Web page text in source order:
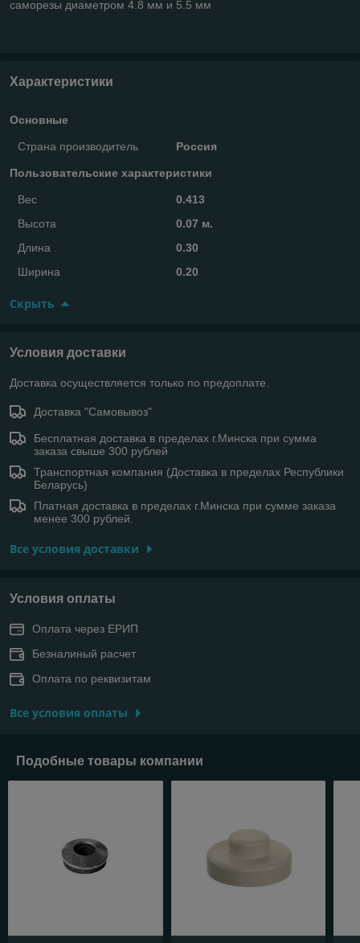
саморезы диаметром 4.8 мм и 5.5 мм
Характеристики
Основные
Страна производитель Россия
Пользовательские характеристики
Вес
0.413
Высота
0.07 м.
Длина
0.30
Ширина
0.20
Скрыть
Условия доставки
Доставка осуществляется только по предоплате.
Доставка "Самовывоз"
Бесплатная доставка в пределах г.Минска при сумма
заказа свыше 300 рублей
Транспортная компания (Доставка в пределах Республики
Беларусь)
Платная доставка в пределах г.Минска при сумме заказа
менее 300 рублей.
Все условия доставки
Условия оплаты
Оплата через ЕРИП
Безналиный расчет
Оплата по реквизитам
Все условия оплаты
Подобные товары компании